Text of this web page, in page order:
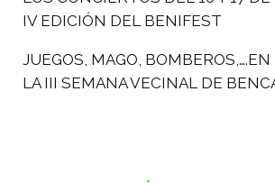
IV EDICIÓN DEL BENIFEST
JUEGOS, MAGO,
LA III SEMANA VECINAL DE